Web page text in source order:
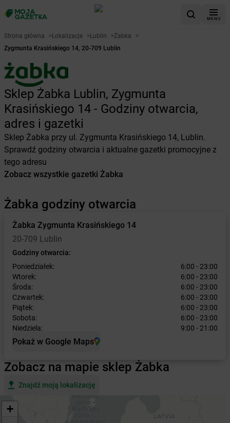
MENU
Strona główna >Lokalizacje >Lublin >Żabka
>
Zygmunta Krasińskiego 14, 20-709 Lublin
Sklep Żabka Lublin, Zygmunta
Krasińskiego 14 - Godziny otwarcia,
adres i gazetki
Sklep Żabka przy ul. Zygmunta Krasińskiego 14, Lublin.
Sprawdź godziny otwarcia i aktualne gazetki promocyjne z
tego adresu
Zobacz wszystkie gazetki Żabka
Żabka godziny otwarcia
Żabka Zygmunta Krasińskiego 14
20-709 Lublin
Godziny otwarcia:
Poniedziałek:
6:00 - 23:00
Wtorek:
6:00 - 23:00
Środa:
6:00 - 23:00
Czwartek:
6:00 - 23:00
Piątek:
6:00 - 23:00
Sobota:
6:00 - 23:00
Niedziela:
9:00 - 21:00
Pokaż w Google Maps
Zobacz na mapie sklep Żabka
Znajdź moją lokalizację
+